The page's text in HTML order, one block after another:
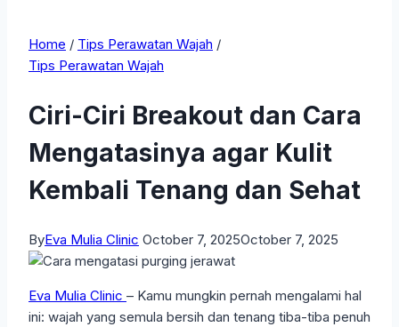
Home / Tips Perawatan Wajah /
Tips Perawatan Wajah
Ciri-Ciri Breakout dan Cara
Mengatasinya agar Kulit
Kembali Tenang dan Sehat
ByEva Mulia Clinic October 7, 2025October 7, 2025
Eva Mulia Clinic – Kamu mungkin pernah mengalami hal
ini: wajah yang semula bersih dan tenang tiba-tiba penuh